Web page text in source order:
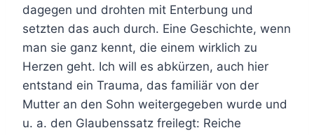
dagegen und drohten mit Enterbung und
setzten das auch durch. Eine Geschichte, wenn
man sie ganz kennt, die einem wirklich zu
Herzen geht. Ich will es abkürzen, auch hier
entstand ein Trauma, das familiär von der
Mutter an den Sohn weitergegeben wurde und
u. a. den Glaubenssatz freilegt: Reiche